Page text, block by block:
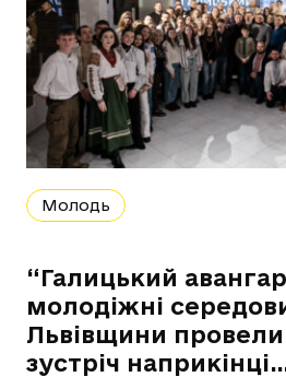
Молодь
“Галицький
молодіжні
Львівщини
зустріч